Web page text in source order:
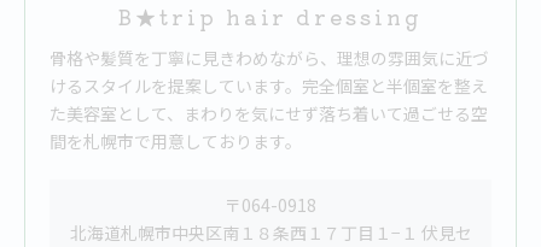
B★trip hair dressing
骨格や髪質を丁寧に見きわめながら、理想の雰囲気に近づ
けるスタイルを提案しています。完全個室と半個室を整え
た美容室として、まわりを気にせず落ち着いて過ごせる空
間を札幌市で用意しております。
〒064-0918
北海道札幌市中央区南１８条西１７丁目１−１ 伏見セ